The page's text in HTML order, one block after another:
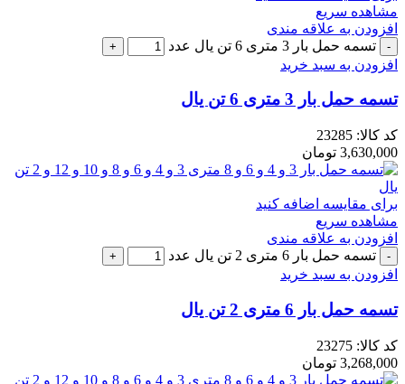
مشاهده سریع
افزودن به علاقه مندی
تسمه حمل بار 3 متری 6 تن یال عدد
افزودن به سبد خرید
تسمه حمل بار 3 متری 6 تن یال
کد کالا: 23285
3,630,000 تومان
برای مقایسه اضافه کنید
مشاهده سریع
افزودن به علاقه مندی
تسمه حمل بار 6 متری 2 تن یال عدد
افزودن به سبد خرید
تسمه حمل بار 6 متری 2 تن یال
کد کالا: 23275
3,268,000 تومان